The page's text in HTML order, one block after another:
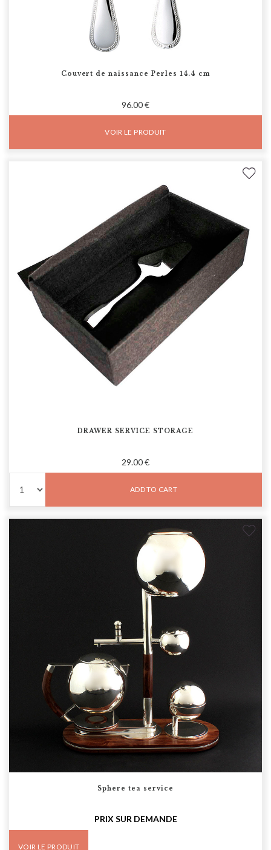
Couvert de naissance Perles 14.4 cm
96.00 €
VOIR LE PRODUIT
DRAWER SERVICE STORAGE
29.00 €
ADD TO CART
Sphere tea service
PRIX SUR DEMANDE
VOIR LE PRODUIT